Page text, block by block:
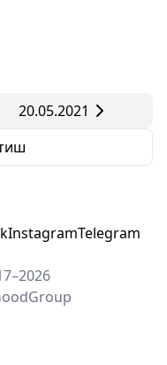
20.05.2021
InstagramTelegram